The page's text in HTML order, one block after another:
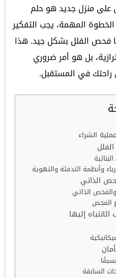
منزل جديد هو حلم
الخطوة المهمة، يجب التفكير
فحص الفلل بشكل جيد. هذا
بل هو أمر ضروري
في المستقبل.
الشراء
وأنظمة التدفئة والتهوية
الذاتي
الذاتي
الفحص
إليها
السابقة